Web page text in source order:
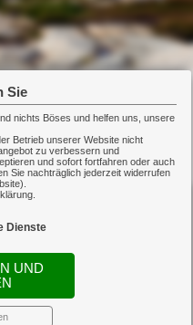
Sie
nichts Böses und helfen uns, unsere
Betrieb unserer Website nicht
zu verbessern und
und sofort fortfahren oder auch
Sie nachträglich jederzeit widerrufen
Dienste
UND